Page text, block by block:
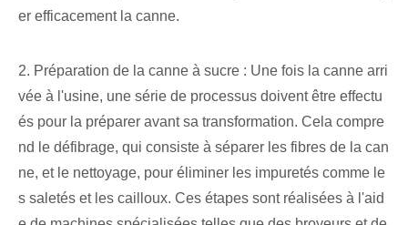
er efficacement la canne.
2. Préparation de la canne à sucre : Une fois la canne arri
vée à l'usine, une série de processus doivent être effectu
és pour la préparer avant sa transformation. Cela compre
nd le défibrage, qui consiste à séparer les fibres de la can
ne, et le nettoyage, pour éliminer les impuretés comme le
s saletés et les cailloux. Ces étapes sont réalisées à l'aid